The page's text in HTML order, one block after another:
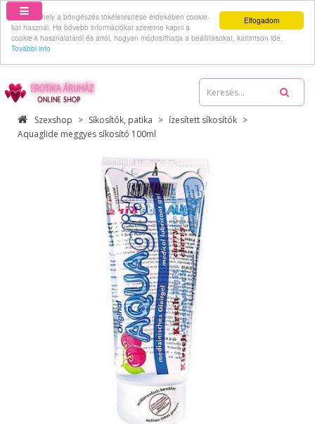
Elfogadom
Ez a webhely a böngészés tökéletesítése érdekében cookie-
kat használ. Ha bővebb információkat szeretne kapni a
cookie-k használatáról és arról, hogyan módosíthatja a beállításokat, kattintson ide.
További info
Szexshop Síkosítók, patika
ízesített síkosítók
Aquaglide meggyes síkosító 100ml